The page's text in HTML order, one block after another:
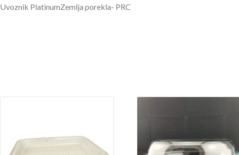
Uvoznik PlatinumZemlja porekla- PRC